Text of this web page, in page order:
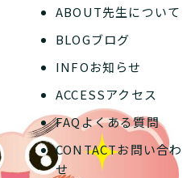
ABOUT先生について
BLOGブログ
INFOお知らせ
ACCESSアクセス
FAQよくある質問
CONTACTお問い合わ
せ